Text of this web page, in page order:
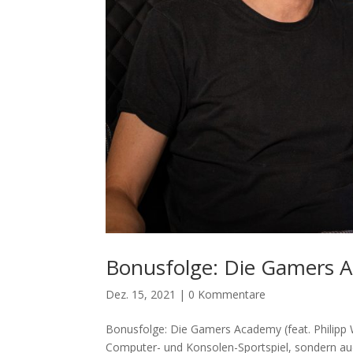
Bonusfolge: Die Gamers
Dez. 15, 2021 | 0 Kommentare
Bonusfolge: Die Gamers Academy (feat.
Computer- und Konsolen-Sportspiel, sondern